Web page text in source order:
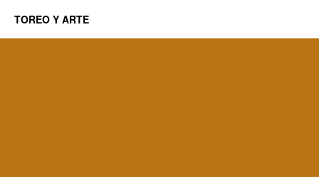
TOREO Y ARTE